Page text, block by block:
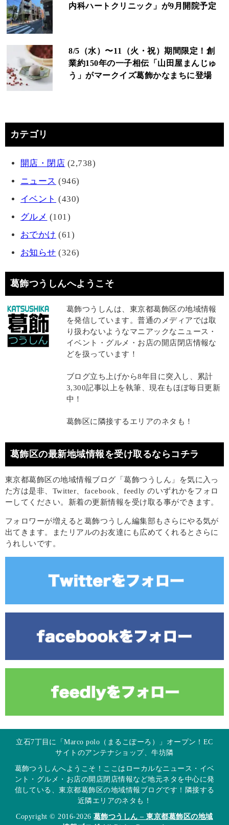
内科ハートクリニック」が9月開院予定
8/5（水）〜11（火・祝）期間限定！創
業約150年の一子相伝「山田屋まんじゅ
う」がマークイズ葛飾かなまちに登場
カテゴリ
開店・閉店 (2,738)
ニュース (946)
イベント (430)
グルメ (101)
おでかけ (61)
お知らせ (326)
葛飾つうしんへようこそ
葛飾つうしんは、東京都葛飾区の地域情報
を発信しています。普通のメディアでは取
り扱わないようなマニアックなニュース・
イベント・グルメ・お店の開店閉店情報な
どを扱っています！
ブログ立ち上げから8年目に突入し、累計
3,300記事以上を執筆、現在もほぼ毎日更新
中！
葛飾区に隣接するエリアのネタも！
葛飾区の最新地域情報を受け取るならコチラ
東京都葛飾区の地域情報ブログ「葛飾つうしん」を気に入っ
た方は是非、Twitter、facebook、feedly のいずれかをフォロ
ーしてください。新着の更新情報を受け取る事ができます。
フォロワーが増えると葛飾つうしん編集部もさらにやる気が
出てきます。またリアルのお友達にも広めてくれるとさらに
うれしいです。
立石7丁目に「Marco polo（まるこぽーろ）」オープン！EC
サイトのアンテナショップ、牛坊隣
葛飾つうしんへようこそ！ここはローカルなニュース・イベ
ント・グルメ・お店の開店閉店情報など地元ネタを中心に発
信している、東京都葛飾区の地域情報ブログです！隣接する
近隣エリアのネタも！
Copyright © 2016-2026 葛飾つうしん – 東京都葛飾区の地域